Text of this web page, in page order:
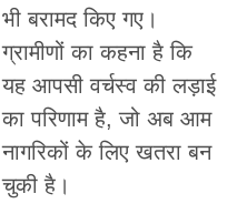
भी बरामद किए गए।
ग्रामीणों का कहना है कि
यह आपसी वर्चस्व की लड़ाई
का परिणाम है, जो अब आम
नागरिकों के लिए खतरा बन
चुकी है।